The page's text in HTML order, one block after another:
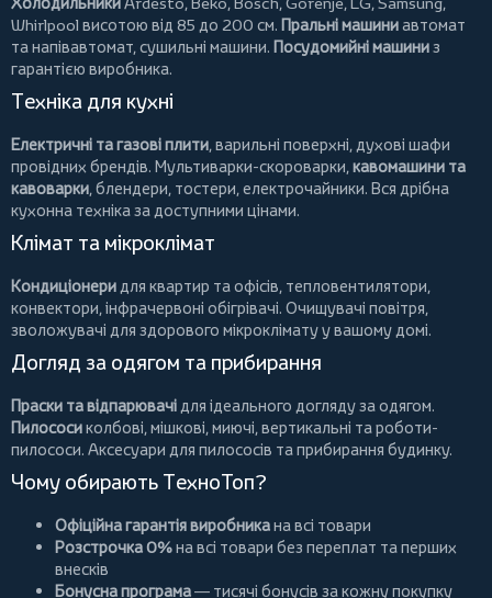
Whirlpool висотою від 85 до 200 см. Пральні машиниавтомат
та напівавтомат,сушильні машини. Посудомийні машиниз
гарантією виробника.
Техніка для кухні
Електричні та газові плити, варильні поверхні, духові шафи
провідних брендів. Мультиварки-скороварки,кавомашини та
кавоварки,блендери, тостери,електрочайники. Вся дрібна
кухонна техніка за доступними цінами.
Клімат та мікроклімат
Кондиціонеридля квартир та офісів, тепловентилятори,
конвектори,інфрачервоні обігрівачі. Очищувачі повітря,
зволожувачі для здорового мікроклімату у вашому домі.
Догляд за одягом та прибирання
Праски та відпарювачідля ідеального догляду за одягом.
Пилососиколбові,мішкові,миючі,вертикальні тароботи-
пилососи. Аксесуари для пилососів та прибирання будинку.
Чому обирають ТехноТоп?
Офіційна гарантія виробникана всі товари
Розстрочка 0%на всі товари без переплат та перших
внесків
Бонусна програма— тисячі бонусів за кожну покупку